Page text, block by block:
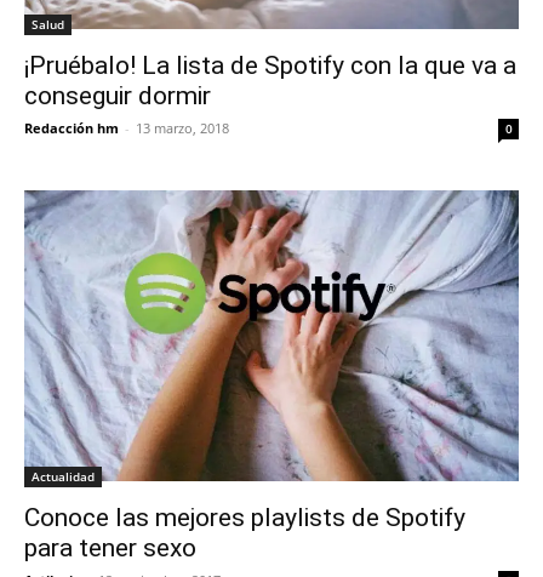
Salud
¡Pruébalo! La lista de Spotify con la que va a
conseguir dormir
Redacción hm - 13 marzo, 2018 0
Actualidad
Conoce las mejores playlists de Spotify
para tener sexo